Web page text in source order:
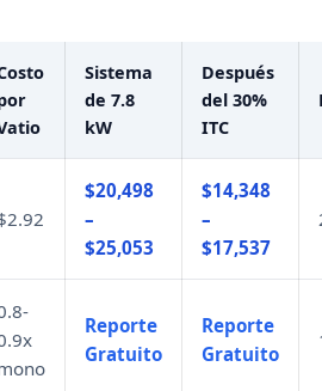
Sistema
de 7.8
kW
Después
del 30%
ITC
$20,498
–
$25,053
$14,348
–
$17,537
Reporte
Gratuito
Reporte
Gratuito